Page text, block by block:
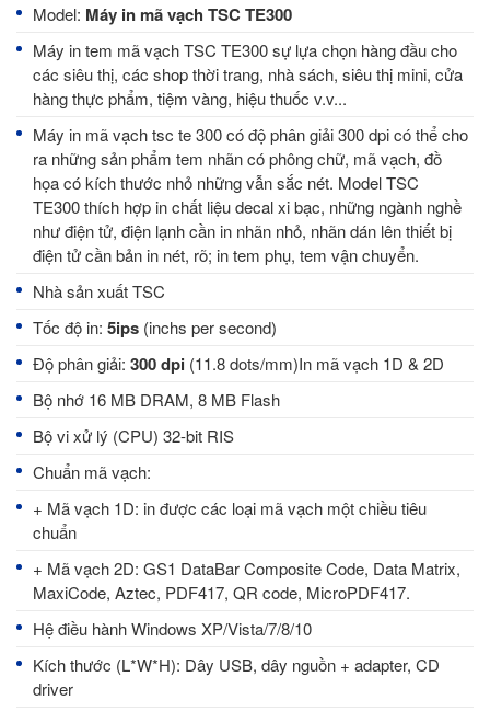
Model: Máy in mã vạch TSC TE300
Máy in tem mã vạch TSC TE300 sự lựa chọn hàng đầu cho
các siêu thị, các shop thời trang, nhà sách, siêu thị mini, cửa
hàng thực phẩm, tiệm vàng, hiệu thuốc v.v...
Máy in mã vạch tsc te 300 có độ phân giải 300 dpi có thể cho
ra những sản phẩm tem nhãn có phông chữ, mã vạch, đồ
họa có kích thước nhỏ những vẫn sắc nét. Model TSC
TE300 thích hợp in chất liệu decal xi bạc, những ngành nghề
như điện tử, điện lạnh cần in nhãn nhỏ, nhãn dán lên thiết bị
điện tử cần bản in nét, rõ; in tem phụ, tem vận chuyển.
Nhà sản xuất TSC
Tốc độ in: 5ips (inchs per second)
Độ phân giải: 300 dpi (11.8 dots/mm)In mã vạch 1D & 2D
Bộ nhớ 16 MB DRAM, 8 MB Flash
Bộ vi xử lý (CPU) 32-bit RIS
Chuẩn mã vạch:
+ Mã vạch 1D: in được các loại mã vạch một chiều tiêu
chuẩn
+ Mã vạch 2D: GS1 DataBar Composite Code, Data Matrix,
MaxiCode, Aztec, PDF417, QR code, MicroPDF417.
Hệ điều hành Windows XP/Vista/7/8/10
Kích thước (L*W*H): Dây USB, dây nguồn + adapter, CD
driver